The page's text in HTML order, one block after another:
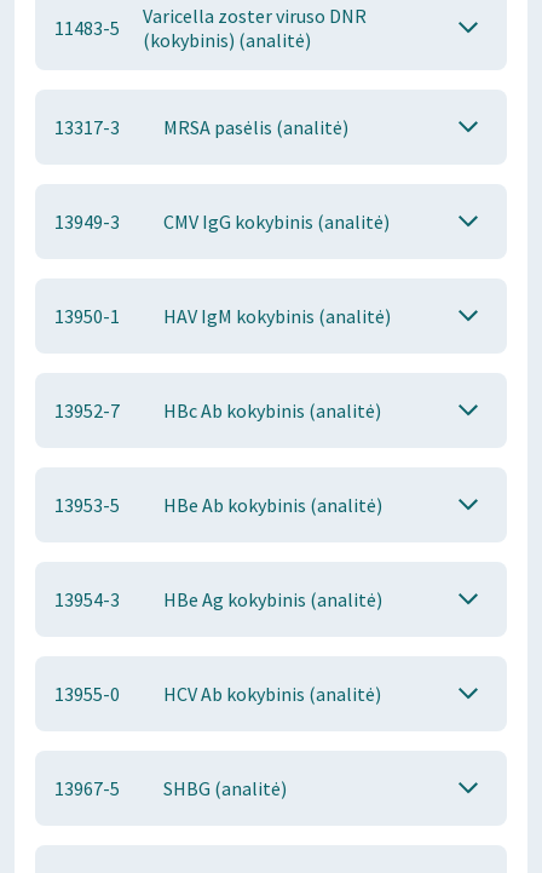
11483-5
Varicella zoster viruso DNR
(kokybinis) (analitė)
13317-3 MRSA pasėlis (analitė)
13949-3 CMV IgG kokybinis (analitė)
13950-1 HAV IgM kokybinis (analitė)
13952-7 HBc Ab kokybinis (analitė)
13953-5 HBe Ab kokybinis (analitė)
13954-3 HBe Ag kokybinis (analitė)
13955-0 HCV Ab kokybinis (analitė)
13967-5 SHBG (analitė)